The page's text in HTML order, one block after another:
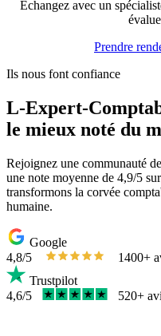
Échangez avec un
Prendre
Ils nous font confiance
L-Expert-
le mieux noté du
Rejoignez une communauté
une note moyenne de 4,9/5
transformons la corvée
humaine.
Google
4,8/5
1400+
Trustpilot
4,6/5
520+